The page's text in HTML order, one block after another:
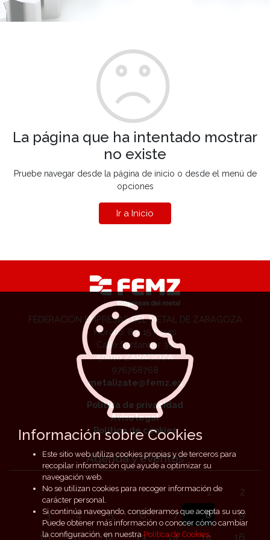
La página que ha intentado mostrar
no existe
Pruebe navegar desde la página de inicio o desde el menú de
opciones
Ir a Inicio
FEDERACIÓN EMPRESAS DEL METAL DE ZARAGOZA
Horario: 8 a 15 horas
Calle Santander 36
50010 ZARAGOZA
976768768
metalizate@femz.es
Política de privacidad
Aviso legal
Política de cookies
Agenda y eventos
1
2
3
4 5 6 7 8
9
Información sobre Cookies
Este sitio web utiliza cookies propias y de terceros para
recopilar información que ayude a optimizar su
navegación web.
No se utilizan cookies para recoger información de
carácter personal.
Si continúa navegando, consideramos que acepta su uso.
Puede obtener más información o conocer cómo cambiar
la configuración, en nuestraPolítica de Cookies.